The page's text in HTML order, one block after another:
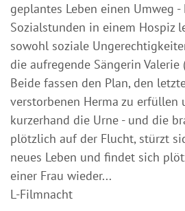
geplantes Leben einen Umweg -
Sozialstunden in einem Hospiz
sowohl soziale
die aufregende Sängerin Valerie
Beide fassen den Plan, den
verstorbenen Herma zu erfüllen
kurzerhand die Urne - und die
plötzlich auf der Flucht, stürzt
neues Leben und findet sich
einer Frau wieder...
L-Filmnacht